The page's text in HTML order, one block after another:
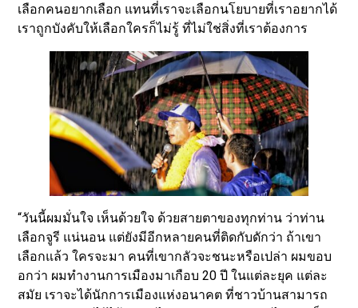
เลือกคนอยากเลือก แทนที่เราจะเลือกนโยบายที่เราอยากได้
เราถูกบังคับให้เลือกใครก็ไม่รู้ ที่ไม่ใช่สิ่งที่เราต้องการ
“วันนี้ผมมั่นใจ เห็นด้วยใจ ด้วยสายตาของทุกท่าน ว่าท่าน
เลือกจูรี แน่นอน แต่ยังมีอีกหลายคนที่ติดกับดักว่า ถ้าเขา
เลือกแล้ว ใครจะมา คนที่เขากลัวจะชนะหรือเปล่า ผมขอบ
อกว่า ผมทำงานการเมืองมาเกือบ 20 ปี ในแต่ละยุค แต่ละ
สมัย เราจะได้นักการเมืองแห่งอนาคต ที่ชาวบ้านสามารถ